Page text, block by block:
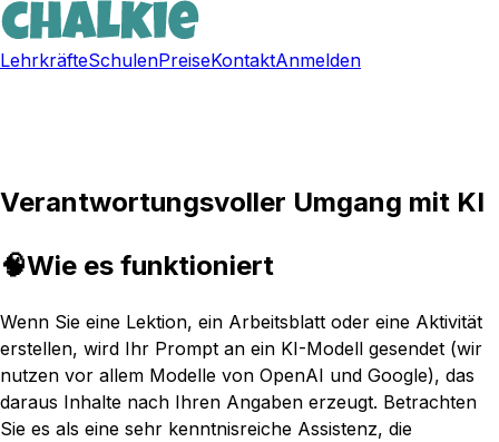
LehrkräfteSchulenPreiseKontaktAnmelden
Verantwortungsvoller Umgang mit KI
🧠Wie es funktioniert
Wenn Sie eine Lektion, ein Arbeitsblatt oder eine Aktivität
erstellen, wird Ihr Prompt an ein KI-Modell gesendet (wir
nutzen vor allem Modelle von OpenAI und Google), das
daraus Inhalte nach Ihren Angaben erzeugt. Betrachten
Sie es als eine sehr kenntnisreiche Assistenz, die